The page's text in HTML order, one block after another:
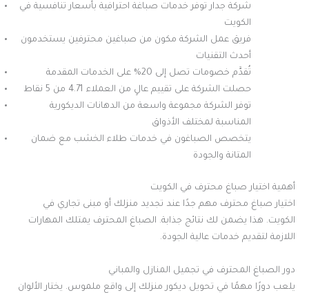
شركة جدار توفر خدمات صباغة احترافية بأسعار تنافسية في
الكويت
فريق عمل الشركة مكون من صباغين محترفين يستخدمون
أحدث التقنيات
تُقدَّم خصومات تصل إلى 20% على الخدمات المقدمة
حصلت الشركة على تقييم عالٍ من العملاء 4.71 من 5 نقاط
توفر الشركة مجموعة واسعة من الدهانات الديكورية
المناسبة لمختلف الأذواق
يتخصص الصباغون في خدمات طلاء الخشب مع ضمان
المتانة والجودة
أهمية اختيار صباغ محترف في الكويت
اختيار صباغ محترف مهم جدًا عند تجديد منزلك أو مبنى تجاري في
الكويت. هذا يضمن لك نتائج جذابة. الصباغ المحترف يمتلك المهارات
اللازمة لتقديم خدمات عالية الجودة.
دور الصباغ المحترف في تجميل المنازل والمباني
يلعب دورًا مهمًا في تحويل ديكور منزلك إلى واقع ملموس. يختار الألوان